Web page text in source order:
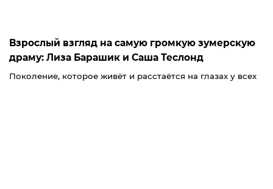
Взрослый взгляд на самую громкую зумерскую
драму: Лиза Барашик и Саша Теслонд
Поколение, которое живёт и расстаётся на глазах у всех